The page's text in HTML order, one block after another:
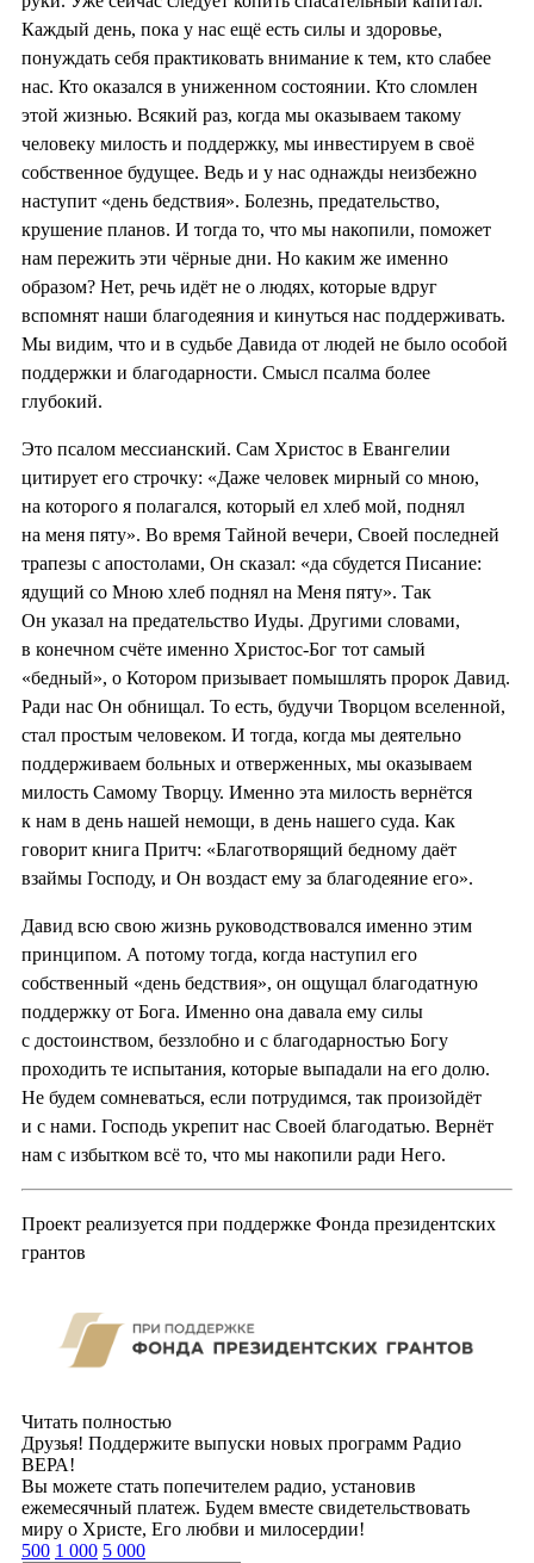
Каждый день, пока у нас ещё есть силы и здоровье,
понуждать себя практиковать внимание к тем, кто слабее
нас. Кто оказался в униженном состоянии. Кто сломлен
этой жизнью. Всякий раз, когда мы оказываем такому
человеку милость и поддержку, мы инвестируем в своё
собственное будущее. Ведь и у нас однажды неизбежно
наступит «день бедствия». Болезнь, предательство,
крушение планов. И тогда то, что мы накопили, поможет
нам пережить эти чёрные дни. Но каким же именно
образом? Нет, речь идёт не о людях, которые вдруг
вспомнят наши благодеяния и кинуться нас поддерживать.
Мы видим, что и в судьбе Давида от людей не было особой
поддержки и благодарности. Смысл псалма более
глубокий.
Это псалом мессианский. Сам Христос в Евангелии
цитирует его строчку: «Даже человек мирный со мною,
на которого я полагался, который ел хлеб мой, поднял
на меня пяту». Во время Тайной вечери, Своей последней
трапезы с апостолами, Он сказал: «да сбудется Писание:
ядущий со Мною хлеб поднял на Меня пяту». Так
Он указал на предательство Иуды. Другими словами,
в конечном счёте именно Христос-Бог тот самый
«бедный», о Котором призывает помышлять пророк Давид.
Ради нас Он обнищал. То есть, будучи Творцом вселенной,
стал простым человеком. И тогда, когда мы деятельно
поддерживаем больных и отверженных, мы оказываем
милость Самому Творцу. Именно эта милость вернётся
к нам в день нашей немощи, в день нашего суда. Как
говорит книга Притч: «Благотворящий бедному даёт
взаймы Господу, и Он воздаст ему за благодеяние его».
Давид всю свою жизнь руководствовался именно этим
принципом. А потому тогда, когда наступил его
собственный «день бедствия», он ощущал благодатную
поддержку от Бога. Именно она давала ему силы
с достоинством, беззлобно и с благодарностью Богу
проходить те испытания, которые выпадали на его долю.
Не будем сомневаться, если потрудимся, так произойдёт
и с нами. Господь укрепит нас Своей благодатью. Вернёт
нам с избытком всё то, что мы накопили ради Него.
Проект реализуется при поддержке Фонда президентских
грантов
Читать полностью
Друзья! Поддержите выпуски новых программ Радио
ВЕРА!
Вы можете стать попечителем радио, установив
ежемесячный платеж. Будем вместе свидетельствовать
миру о Христе, Его любви и милосердии!
500 1 000 5 000